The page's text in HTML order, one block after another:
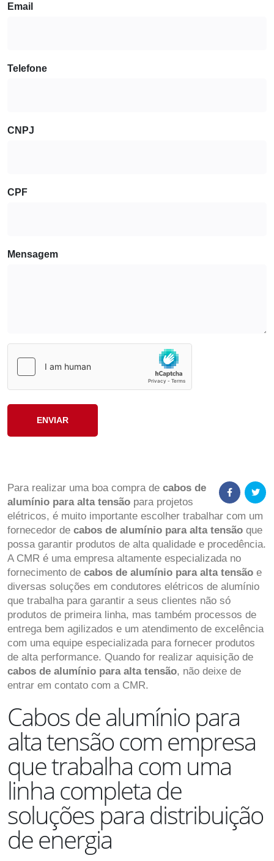
Email
Telefone
CNPJ
CPF
Mensagem
Para realizar uma boa compra de cabos de
alumínio para alta tensão para projetos
elétricos, é muito importante escolher trabalhar com um
fornecedor de cabos de alumínio para alta tensão que
possa garantir produtos de alta qualidade e procedência.
A CMR é uma empresa altamente especializada no
fornecimento de cabos de alumínio para alta tensão e
diversas soluções em condutores elétricos de alumínio
que trabalha para garantir a seus clientes não só
produtos de primeira linha, mas também processos de
entrega bem agilizados e um atendimento de excelência
com uma equipe especializada para fornecer produtos
de alta performance. Quando for realizar aquisição de
cabos de alumínio para alta tensão, não deixe de
entrar em contato com a CMR.
Cabos de alumínio para
alta tensão com empresa
que trabalha com uma
linha completa de
soluções para distribuição
de energia